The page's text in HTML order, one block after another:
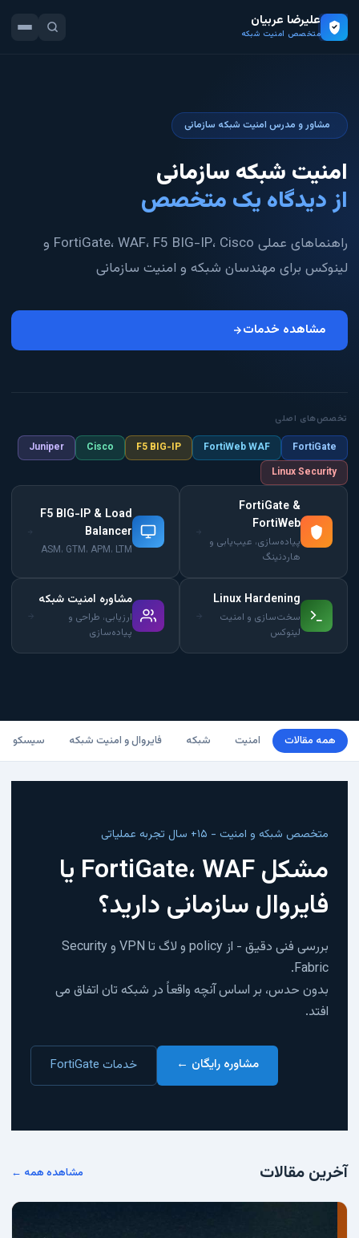
علیرضا عربیان
متخصص امنیت شبکه
مشاور و مدرس امنیت شبکه سازمانی
امنیت شبکه سازمانی
از دیدگاه یک متخصص
راهنماهای عملی FortiGate، WAF، F5 BIG-IP، Cisco و
لینوکس برای مهندسان شبکه و امنیت سازمانی
مشاهده خدمات
تخصص‌های اصلی
FortiGate
FortiWeb WAF
F5 BIG-IP
Cisco
Juniper
Linux Security
FortiGate &
FortiWeb
پیاده‌سازی، عیب‌یابی و
هاردنینگ
F5 BIG-IP & Load
Balancer
ASM، GTM، APM، LTM
Linux Hardening
سخت‌سازی و امنیت
لینوکس
مشاوره امنیت شبکه
ارزیابی، طراحی و
پیاده‌سازی
همه مقالات امنیت شبکه فایروال و امنیت شبکه سیسکو
متخصص شبکه و امنیت - ۱۵+ سال تجربه عملیاتی
مشکل FortiGate، WAF یا
فایروال سازمانی دارید؟
بررسی فنی دقیق - از policy و لاگ تا VPN و Security
Fabric.
بدون حدس، بر اساس آنچه واقعاً در شبکه تان اتفاق می
افتد.
مشاوره رایگان ← خدمات FortiGate
آخرین مقالات مشاهده همه ←